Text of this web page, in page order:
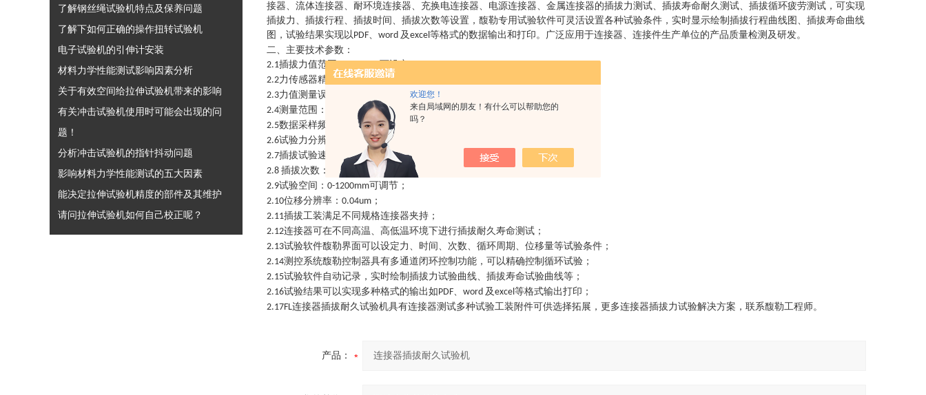
欢迎您！
来自局域网的朋友！有什么可以帮助您的
吗？
了解钢丝绳试验机特点及保养问题
了解下如何正确的操作扭转试验机
电子试验机的引伸计安装
材料力学性能测试影响因素分析
关于有效空间给拉伸试验机带来的影响
有关冲击试验机使用时可能会出现的问
题！
分析冲击试验机的指针抖动问题
影响材料力学性能测试的五大因素
能决定拉伸试验机精度的部件及其维护
请问拉伸试验机如何自己校正呢？
接器、流体连接器、耐环境连接器、充换电连接器、电源连接器、金属连接器的插拔力测试、插拔寿命耐久测试、插拔循环疲劳测试，可实现
插拔力、插拔行程、插拔时间、插拔次数等设置，馥勒专用试验软件可灵活设置各种试验条件，实时显示绘制插拔行程曲线图、插拔寿命曲线
图，试验结果实现以PDF、 word 及excel等格式的数据输出和打印。广泛应用于连接器、连接件生产单位的产品质量检测及研发。
二、主要技术参数：
2.1插拔力值范围：
2.2力传感器精度：0.02%FS；
2.3力值测量误差：±
2.4测量范围： 0.2%~100%FS；
2.5数据采样频率：≥ 2000Hz；
2.6试验力分辨力：≥ 1/500000；
2.7插拔试验速度范围： 1000mm/min
可设定，可调节；
2.8 插拔次数： 106
可设定；
2.9试验空间： 0-1200mm可调节；
2.10位移分辨率： 0.04um ；
2.11插拔工装满足不同规格连接器夹持；
2.12连接器可在不同高温、高低温环境下进行插拔耐久寿命测试；
2.13试验软件馥勒界面可以设定力、时间、次数、循环周期、位移量等试验条件；
2.14测控系统馥勒控制器具有多通道闭环控制功能，可以精确控制循环试验；
2.15试验软件自动记录，实时绘制插拔力试验曲线、插拔寿命试验曲线等；
2.16试验结果可以实现多种格式的输出如PDF、 word 及excel等格式输出打印；
2.17FL连接器插拔耐久试验机具有连接器测试多种试验工装附件可供选择拓展，更多连接器插拔力试验解决方案，联系馥勒工程师。
产品：